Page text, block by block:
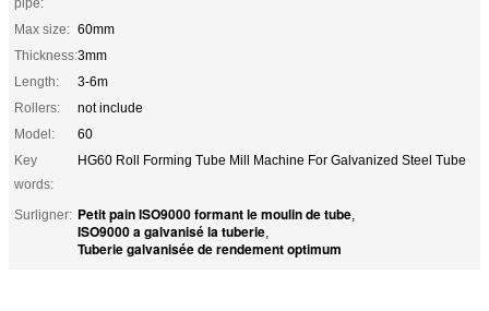
pipe:
Max size: 60mm
Thickness:3mm
Length:
3-6m
Rollers:
not include
Model:
60
Key
words:
HG60 Roll Forming Tube Mill Machine For Galvanized Steel Tube
Surligner: Petit pain ISO9000 formant le moulin de tube,
ISO9000 a galvanisé la tuberie,
Tuberie galvanisée de rendement optimum